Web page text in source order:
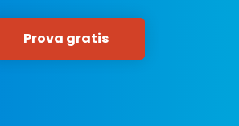
Prova gratis